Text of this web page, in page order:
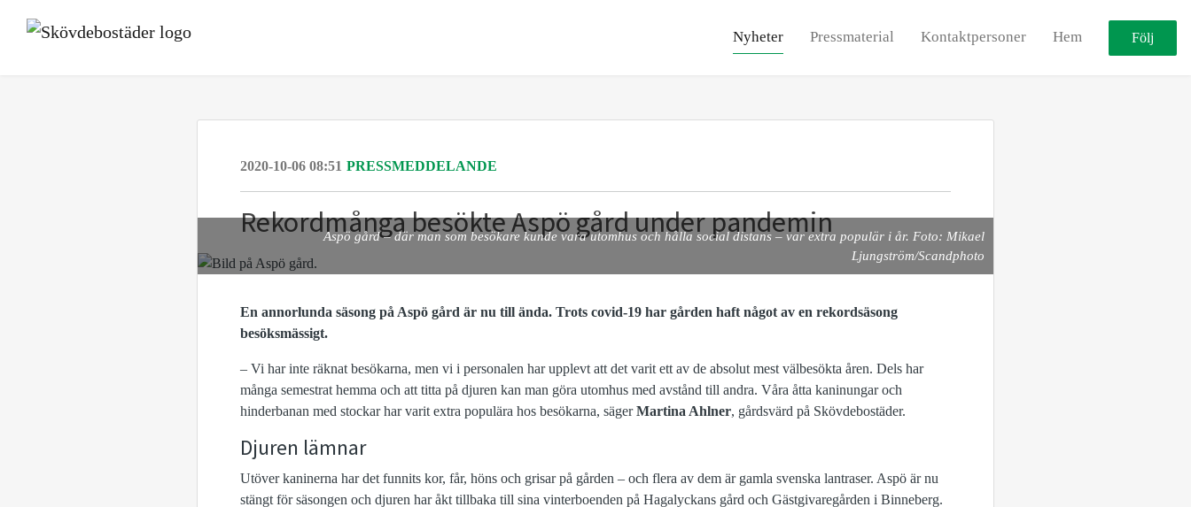
Nyheter Pressmaterial Kontaktpersoner Hem Följ
2020-10-06 08:51 PRESSMEDDELANDE
Rekordmånga besökte Aspö gård under pandemin
Aspö gård – där man som besökare kunde vara utomhus och hålla social distans – var extra populär i år. Foto: Mikael
Ljungström/Scandphoto
En annorlunda säsong på Aspö gård är nu till ända. Trots covid-19 har gården haft något av en rekordsäsong
besöksmässigt.
– Vi har inte räknat besökarna, men vi i personalen har upplevt att det varit ett av de absolut mest välbesökta åren. Dels har
många semestrat hemma och att titta på djuren kan man göra utomhus med avstånd till andra. Våra åtta kaninungar och
hinderbanan med stockar har varit extra populära hos besökarna, sägerMartina Ahlner, gårdsvärd på Skövdebostäder.
Djuren lämnar
Utöver kaninerna har det funnits kor, får, höns och grisar på gården – och flera av dem är gamla svenska lantraser. Aspö är nu
stängt för säsongen och djuren har åkt tillbaka till sina vinterboenden på Hagalyckans gård och Gästgivaregården i Binneberg.